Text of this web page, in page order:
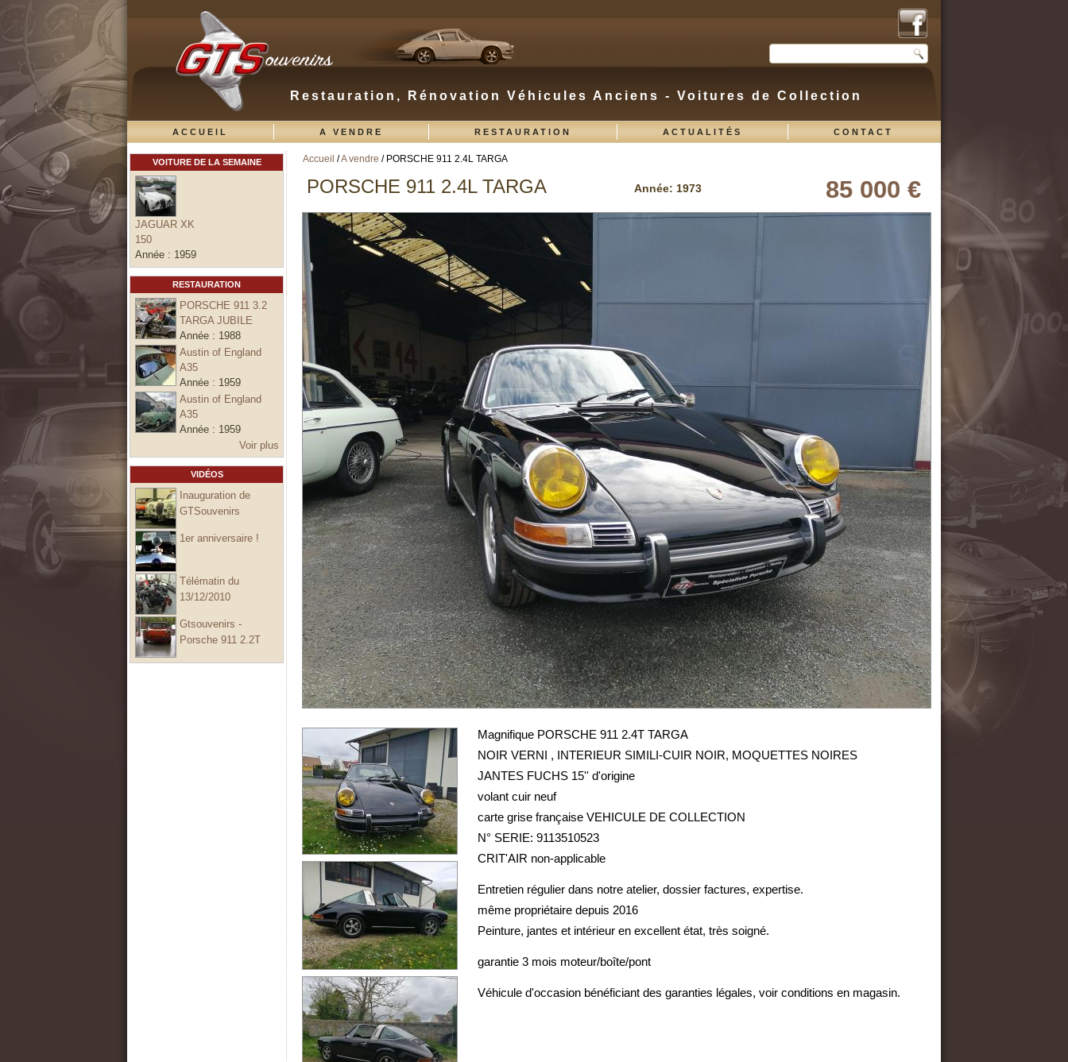
Restauration, Rénovation Véhicules Anciens - Voitures de Collection
ACCUEIL A VENDRE RESTAURATION ACTUALITÉS CONTACT
VOITURE DE LA SEMAINE
JAGUAR XK
150
Année : 1959
RESTAURATION
PORSCHE 911 3.2
TARGA JUBILE
Année : 1988
Austin of England
A35
Année : 1959
Austin of England
A35
Année : 1959
Voir plus
VIDÉOS
Inauguration de
GTSouvenirs
1er anniversaire !
Télématin du
13/12/2010
Gtsouvenirs -
Porsche 911 2.2T
Vous êtes ici
Accueil /A vendre / PORSCHE 911 2.4L TARGA
PORSCHE 911 2.4L TARGA 85 000 €
Année: 1973
Magnifique PORSCHE 911 2.4T TARGA
NOIR VERNI , INTERIEUR SIMILI-CUIR NOIR, MOQUETTES NOIRES
JANTES FUCHS 15'' d'origine
volant cuir neuf
carte grise française VEHICULE DE COLLECTION
N° SERIE: 9113510523
CRIT'AIR non-applicable
Entretien régulier dans notre atelier, dossier factures, expertise.
même propriétaire depuis 2016
Peinture, jantes et intérieur en excellent état, très soigné.
garantie 3 mois moteur/boîte/pont
Véhicule d'occasion bénéficiant des garanties légales, voir conditions en magasin.